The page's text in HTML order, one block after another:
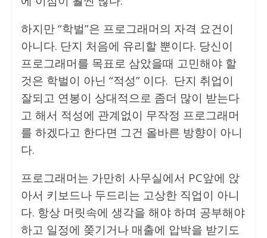
하지만 “학벌”은 프로그래머의 자격 요건이
아니다. 단지 처음에 유리할 뿐이다. 당신이
프로그래머를 목표로 삼았을때 고민해야 할
것은 학벌이 아닌 “적성” 이다. 단지 취업이
잘되고 연봉이 상대적으로 좀더 많이 받는다
고 해서 적성에 관계없이 무작정 프로그래머
를 하겠다고 한다면 그건 올바른 방향이 아니
다.
프로그래머는 가만히 사무실에서 PC앞에 앉
아서 키보드나 두드리는 고상한 직업이 아니
다. 항상 머릿속에 생각을 해야 하며 공부해야
하고 일정에 쫒기거나 매출에 압박을 받기도